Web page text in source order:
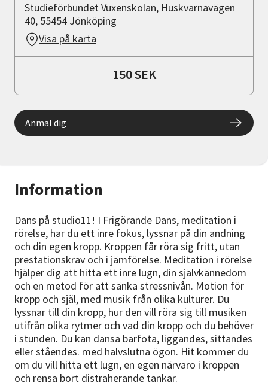
Information
Dans på studio11! I Frigörande Dans, meditation i
rörelse, har du ett inre fokus, lyssnar på din andning
och din egen kropp. Kroppen får röra sig fritt, utan
prestationskrav och i jämförelse. Meditation i rörelse
hjälper dig att hitta ett inre lugn, din självkännedom
och en metod för att sänka stressnivån. Motion för
kropp och själ, med musik från olika kulturer. Du
lyssnar till din kropp, hur den vill röra sig till musiken
utifrån olika rytmer och vad din kropp och du behöver
i stunden. Du kan dansa barfota, liggandes, sittandes
eller ståendes. med halvslutna ögon. Hit kommer du
om du vill hitta ett lugn, en egen närvaro i kroppen
och rensa bort distraherande tankar.
Studieförbundet Vuxenskolan, Huskvarnavägen
40, 55454 Jönköping
Visa på karta
150 SEK
Anmäl dig